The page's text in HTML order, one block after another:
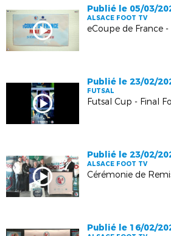
Publié le 05/03/
ALSACE FOOT TV
Publié le 23/02/
FUTSAL
Publié le 23/02/
ALSACE FOOT TV
Publié le 16/02/